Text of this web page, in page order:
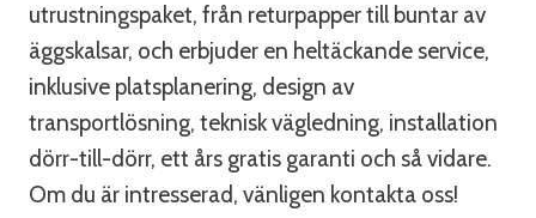
utrustningspaket, från returpapper till buntar av
äggskalsar, och erbjuder en heltäckande service,
inklusive platsplanering, design av
transportlösning, teknisk vägledning, installation
dörr-till-dörr, ett års gratis garanti och så vidare.
Om du är intresserad, vänligen kontakta oss!